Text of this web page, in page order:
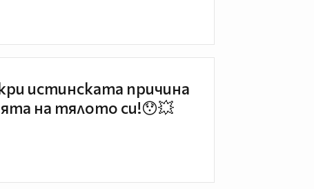
истинската причина
на тялото си!😯💥